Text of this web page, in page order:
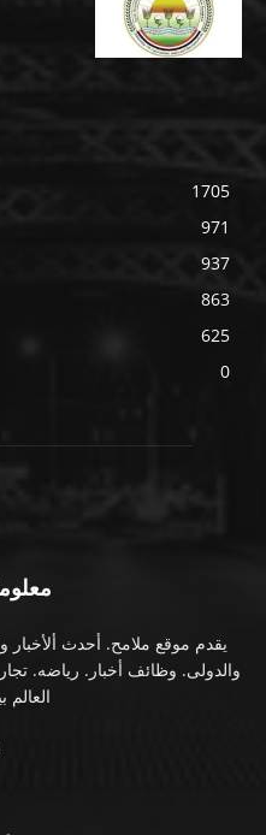
1705
971
937
863
625
0
يقدم موقع ملامح. أحدث
والدولى. وظائف أخبار. رياضه.
العالم